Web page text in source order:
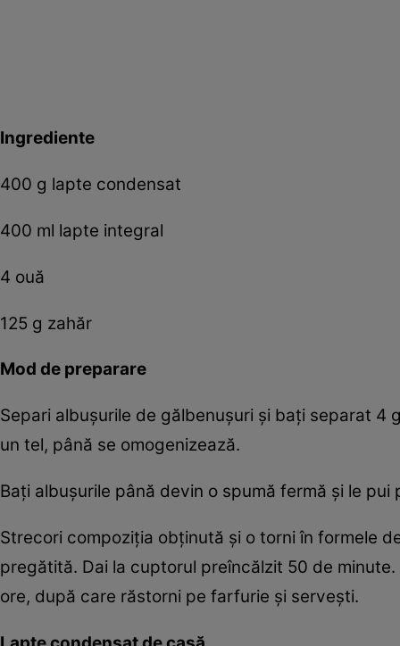
Ingrediente
400 g lapte condensat
400 ml lapte integral
4 ouă
125 g zahăr
Mod de preparare
Separi albușurile de gălbenușuri și bați separat 4
un tel, până se omogenizează.
Bați albușurile până devin o spumă fermă și le
Strecori compoziția obținută și o torni în formele
pregătită. Dai la cuptorul preîncălzit 50 de
ore, după care răstorni pe farfurie și servești.